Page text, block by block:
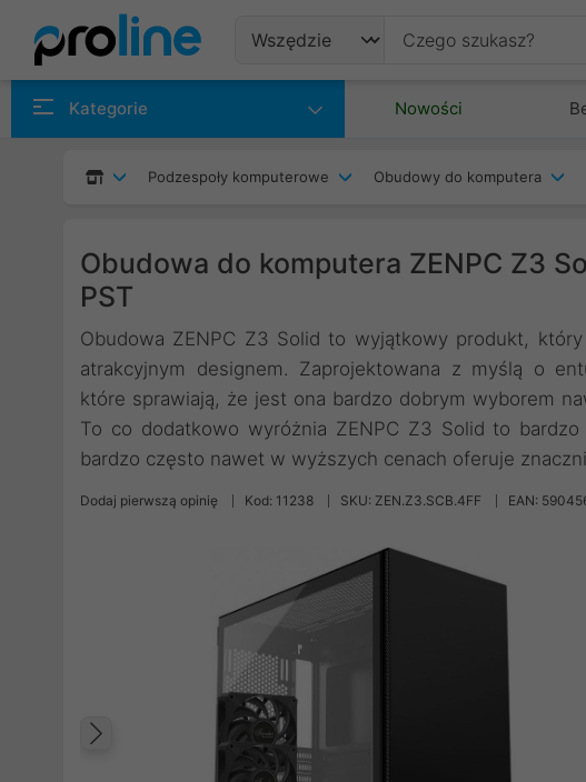
Kategorie Nowości
Podzespoły komputerowe Obudowy do komputera
Obudowa do komputera ZENPC Z3
PST
Obudowa ZENPC Z3 Solid to wyjątkowy produkt,
atrakcyjnym designem. Zaprojektowana z myślą o
które sprawiają, że jest ona bardzo dobrym wyborem
To co dodatkowo wyróżnia ZENPC Z3 Solid to
bardzo często nawet w wyższych cenach oferuje
Dodaj pierwszą opinię Kod: 11238 SKU: ZEN.Z3.SCB.4FF EAN:
Poprzedni